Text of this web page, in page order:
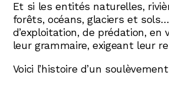
Et si les entités naturelles,
forêts, océans, glaciers et
d’exploitation, de prédation, en
leur grammaire, exigeant leur
Voici l’histoire d’un